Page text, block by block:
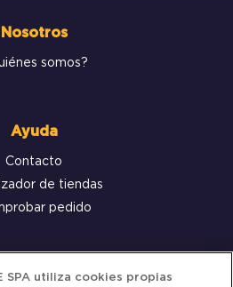
Nosotros
somos?
Ayuda
Contacto
de tiendas
pedido
al cliente
SPA utiliza cookies propias